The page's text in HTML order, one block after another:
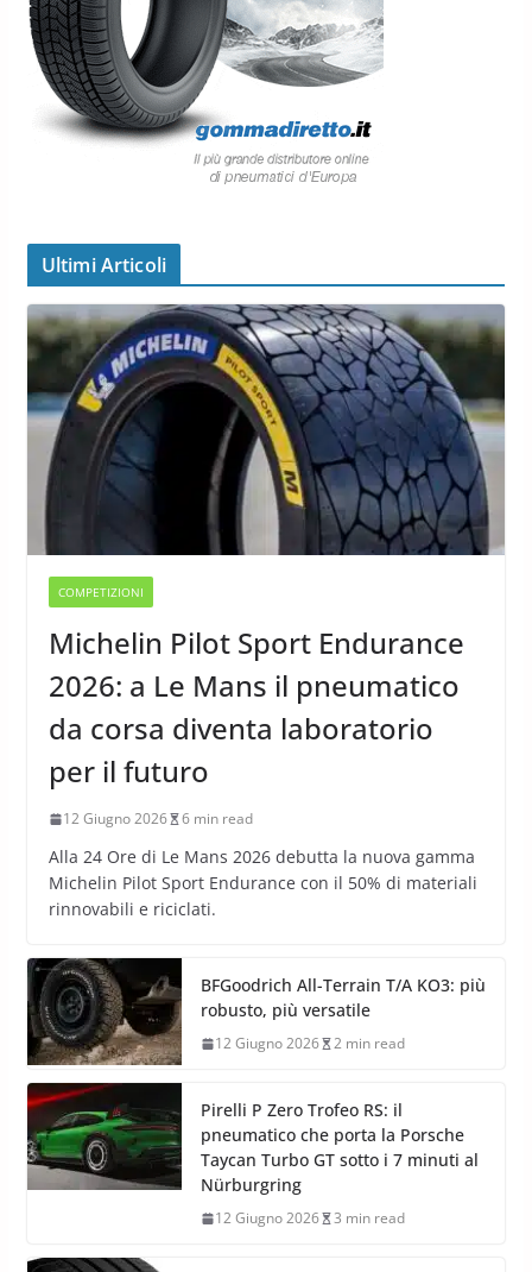
Ultimi Articoli
COMPETIZIONI
Michelin Pilot Sport Endurance
2026: a Le Mans il pneumatico
da corsa diventa laboratorio
per il futuro
12 Giugno 2026 6 min read
Alla 24 Ore di Le Mans 2026 debutta la nuova gamma
Michelin Pilot Sport Endurance con il 50% di materiali
rinnovabili e riciclati.
BFGoodrich All-Terrain T/A KO3: più
robusto, più versatile
12 Giugno 2026 2 min read
Pirelli P Zero Trofeo RS: il
pneumatico che porta la Porsche
Taycan Turbo GT sotto i 7 minuti al
Nürburgring
12 Giugno 2026 3 min read